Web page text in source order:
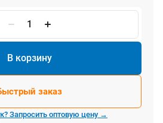
В корзину
заказ
Запросить оптовую цену →